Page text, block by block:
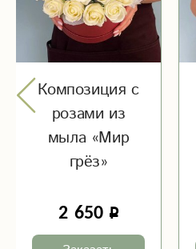
Композиция с
розами из
мыла «Мир
грёз»
2 650